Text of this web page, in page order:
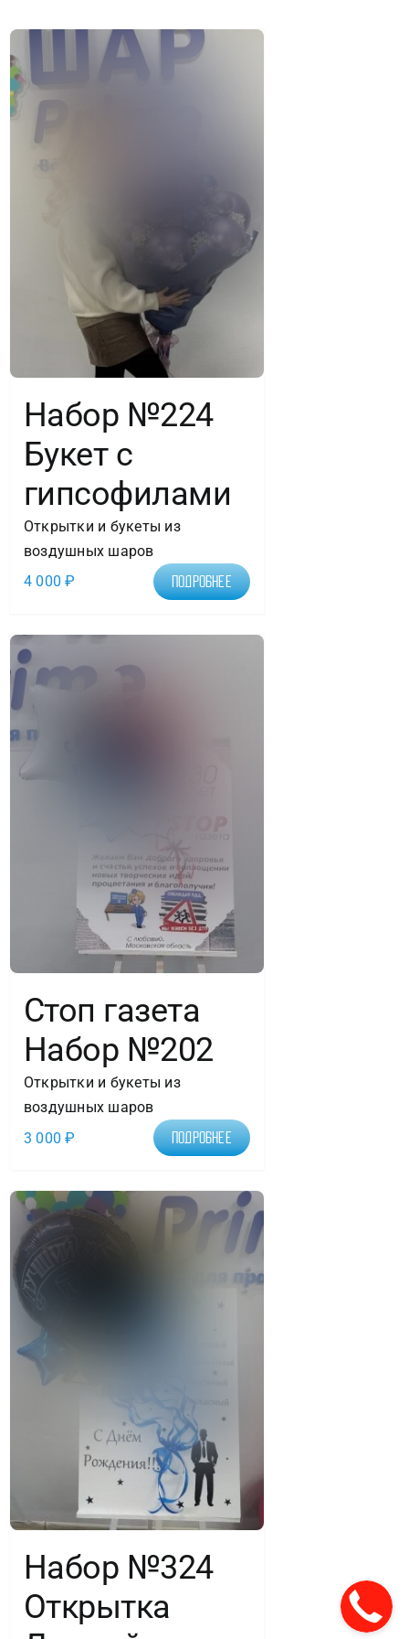
Набор №224
Букет с
гипсофилами
Открытки и букеты из
воздушных шаров
4 000₽ Подробнее
Стоп газета
Набор №202
Открытки и букеты из
воздушных шаров
3 000₽ Подробнее
Набор №324
Открытка